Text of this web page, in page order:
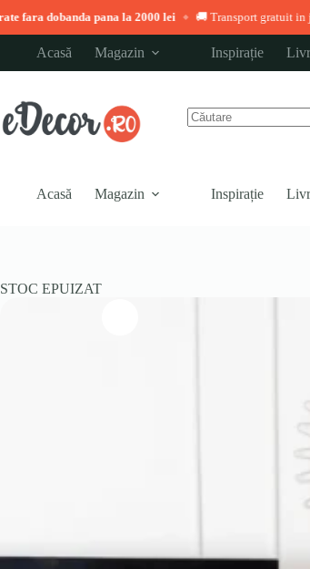
pana la 2000 lei ◆ 🚚 Transport gratuit in judetul Suceava
conținut
Acasă Magazin Inspirație
Acasă Magazin Inspirație
STOC EPUIZAT